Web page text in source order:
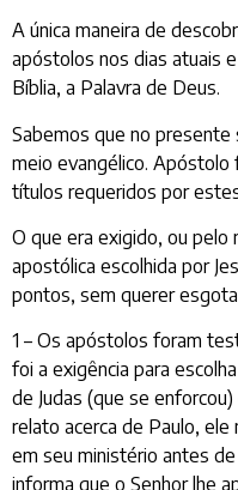
A única maneira de
apóstolos nos dias atuais
Bíblia, a Palavra de Deus.
Sabemos que no
meio evangélico.
títulos requeridos por
O que era exigido, ou pelo
apostólica escolhida por
pontos, sem querer
1 – Os apóstolos foram
foi a exigência para
de Judas (que se
relato acerca de Paulo,
em seu ministério antes de
informa que o Senhor lhe